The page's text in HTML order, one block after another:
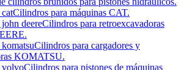
Cilindros para máquinas CAT.
deereCilindros para retroexcavadoras
Cilindros para cargadores y
KOMATSU.
volvoCilindros para pistones de máquinas